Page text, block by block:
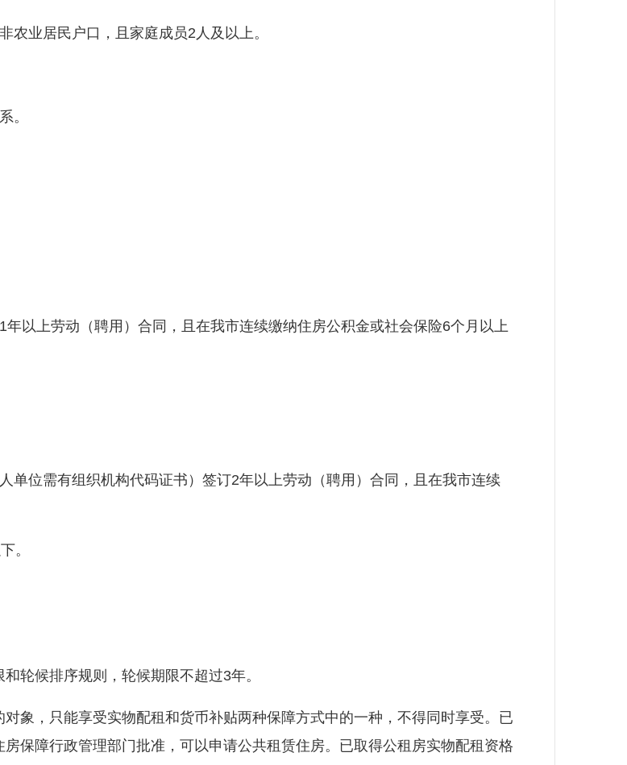
业居民户口，且家庭成员2人及以上。
。
上劳动（聘用）合同，且在我市连续缴纳住房公积金或社会保险6个月以上
位需有组织机构代码证书）签订2年以上劳动（聘用）合同，且在我市连续
。
候排序规则，轮候期限不超过3年。
，只能享受实物配租和货币补贴两种保障方式中的一种，不得同时享受。已
保障行政管理部门批准，可以申请公共租赁住房。已取得公租房实物配租资格